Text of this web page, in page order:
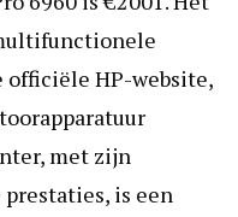
officiële HP-website,
met zijn
is een